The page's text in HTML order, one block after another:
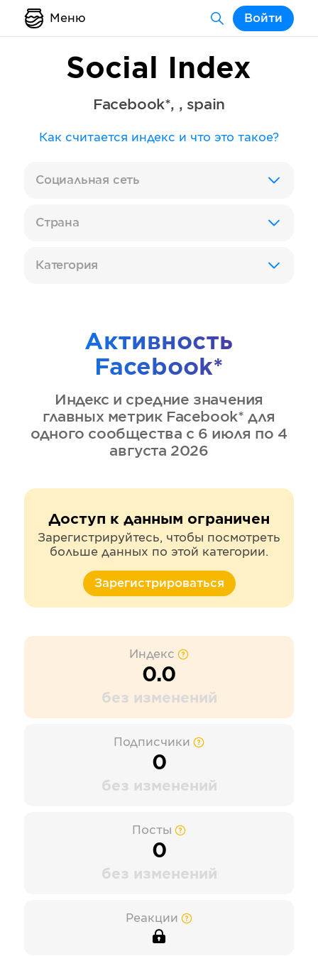
Меню Войти
Social Index
Facebook*, , spain
Как считается индекс и что это такое?
Социальная сеть
Страна
Категория
Активность
Facebook*
Индекс и средние значения
главных метрик Facebook* для
одного сообщества с 6 июля по 4
августа 2026
Доступ к данным ограничен
Зарегистрируйтесь, чтобы посмотреть
больше данных по этой категории.
Зарегистрироваться
Индекс
0.0
без изменений
Подписчики
0
без изменений
Посты
0
без изменений
Реакции